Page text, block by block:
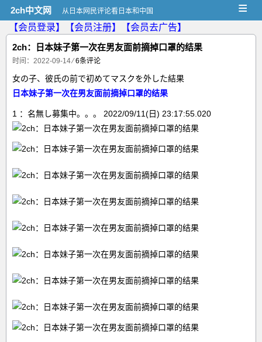
2ch中文网 从日本网民评论看日本和中国 ≡
【会员登录】 【会员注册】
【会员去广告】
2ch：日本妹子第一次在男友面前摘掉口罩的结果
时间：2022-09-14 ⁄6条评论
女の子、彼氏の前で初めてマスクを外した結果
日本妹子第一次在男友面前摘掉口罩的结果
1 ：名無し募集中。。。 2022/09/11(日) 23:17:55.020